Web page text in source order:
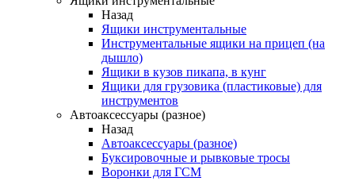
Назад
Ящики инструментальные
Инструментальные ящики на прицеп (на
дышло)
Ящики в кузов пикапа, в кунг
Ящики для грузовика (пластиковые) для
инструментов
Автоаксессуары (разное)
Назад
Автоаксессуары (разное)
Буксировочные и рывковые тросы
Воронки для ГСМ